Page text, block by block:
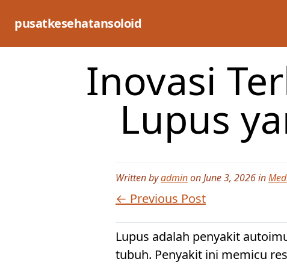
pusatkesehatansoloid
Inovasi
Lupus
Written byadminon June 3, 2026 in
← Previous Post
Lupus adalah penyakit
tubuh. Penyakit ini memicu